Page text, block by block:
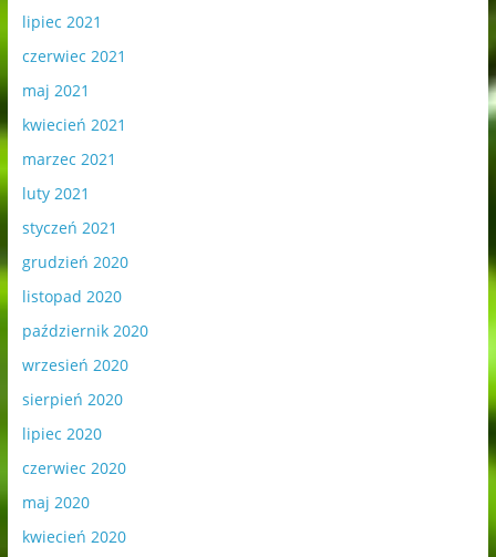
lipiec 2021
czerwiec 2021
maj 2021
kwiecień 2021
marzec 2021
luty 2021
styczeń 2021
grudzień 2020
listopad 2020
październik 2020
wrzesień 2020
sierpień 2020
lipiec 2020
czerwiec 2020
maj 2020
kwiecień 2020